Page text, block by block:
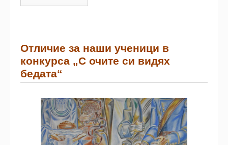
Отличие за наши ученици в
конкурса „С очите си видях
бедата“